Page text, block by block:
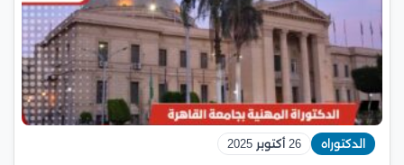
الدكتوراه 26 أكتوبر 2025